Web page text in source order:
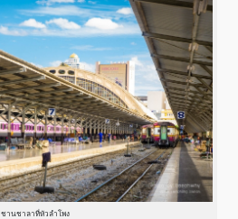
ชานชาลาที่หัวลำโพง